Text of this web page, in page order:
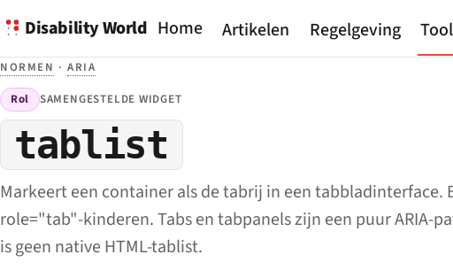
Disability World Home Artikelen Regelgeving
NORMEN ·ARIA
Rol SAMENGESTELDE WIDGET
tablist
Markeert een container als de tabrij in een tabblad­interface.
role="tab"-kinderen. Tabs en tabpanels zijn een puur ARIA-
is geen native HTML-tablist.